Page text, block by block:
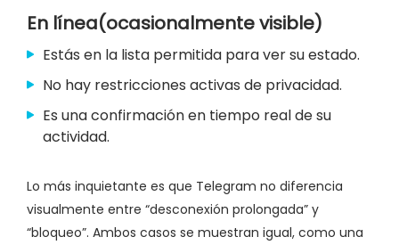
En línea(ocasionalmente visible)
Estás en la lista permitida para ver su estado.
No hay restricciones activas de privacidad.
Es una confirmación en tiempo real de su
actividad.
Lo más inquietante es que Telegram no diferencia
visualmente entre “desconexión prolongada” y
“bloqueo”. Ambos casos se muestran igual, como una